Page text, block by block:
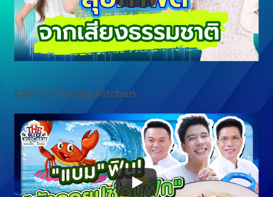
รายการ The Big Kitchen